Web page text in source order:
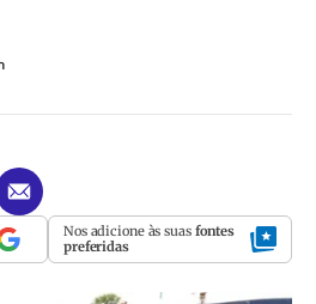
Nos adicione às suas fontes
preferidas